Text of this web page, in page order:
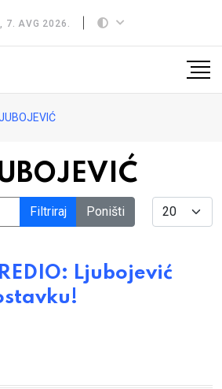
7. AVG 2026.
Filtriraj Poništi Display #
Ljubojević